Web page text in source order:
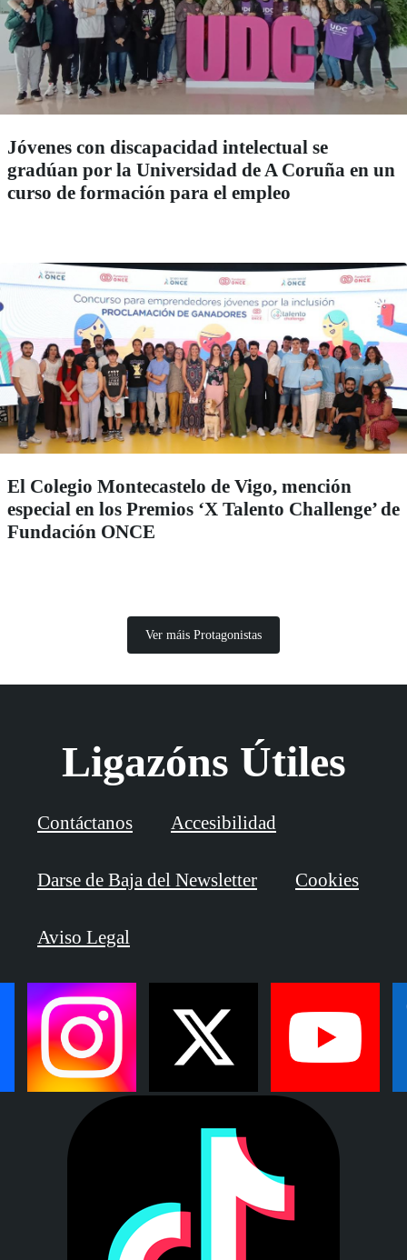
Jóvenes con discapacidad intelectual se
gradúan por la Universidad de A Coruña en un
curso de formación para el empleo
El Colegio Montecastelo de Vigo, mención
especial en los Premios ‘X Talento Challenge’ de
Fundación ONCE
Ver máis Protagonistas
Ligazóns Útiles
Contáctanos Accesibilidad
Darse de Baja del Newsletter Cookies
Aviso Legal